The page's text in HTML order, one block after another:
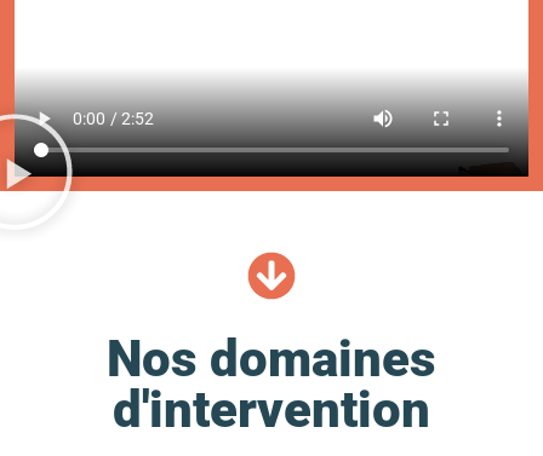
Nos domaines
d'intervention